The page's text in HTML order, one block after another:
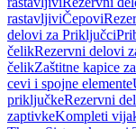
rastavljiviČepovi
delovi za Priključci
čelikRezervni delovi
čelikZaštitne kapice
cevi i spojne elemente
priključkeRezervni
zaptivkeKompleti